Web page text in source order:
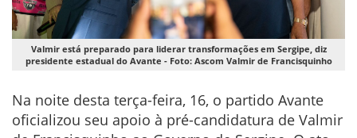
Valmir está preparado para liderar transformações em Sergipe, diz
presidente estadual do Avante - Foto: Ascom Valmir de Francisquinho
Na noite desta terça-feira, 16, o partido Avante
oficializou seu apoio à pré-candidatura de Valmir